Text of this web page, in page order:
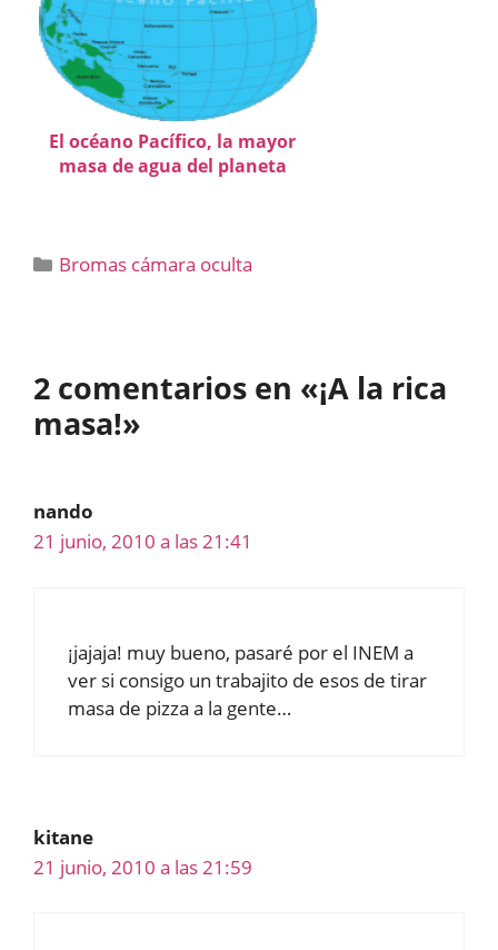
El océano Pacífico, la mayor
masa de agua del planeta
Categorías
Bromas cámara oculta
2 comentarios en «¡A la rica
masa!»
nando
21 junio, 2010 a las 21:41
¡jajaja! muy bueno, pasaré por el INEM a
ver si consigo un trabajito de esos de tirar
masa de pizza a la gente…
kitane
21 junio, 2010 a las 21:59